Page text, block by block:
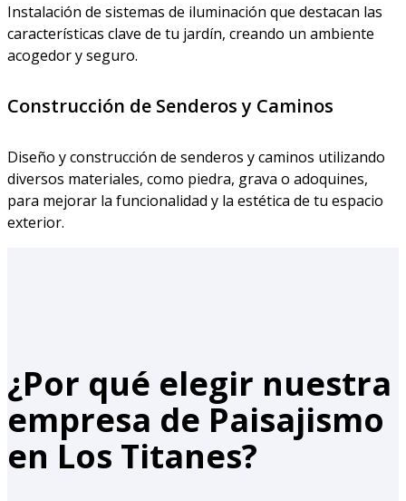
Instalación de sistemas de iluminación que destacan las
características clave de tu jardín, creando un ambiente
acogedor y seguro.
Construcción de Senderos y Caminos
Diseño y construcción de senderos y caminos utilizando
diversos materiales, como piedra, grava o adoquines,
para mejorar la funcionalidad y la estética de tu espacio
exterior.
¿Por qué elegir nuestra
empresa de Paisajismo
en Los Titanes?